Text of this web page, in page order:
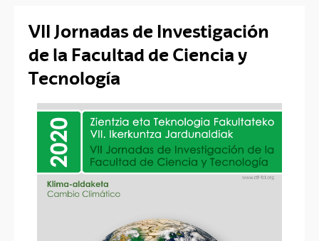
VII Jornadas de Investigación
de la Facultad de Ciencia y
Tecnología